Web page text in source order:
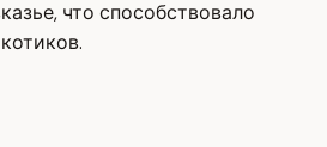
что способствовало